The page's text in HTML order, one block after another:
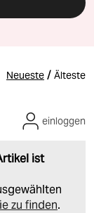
Neueste / Älteste
ist
zu finden.
einloggen